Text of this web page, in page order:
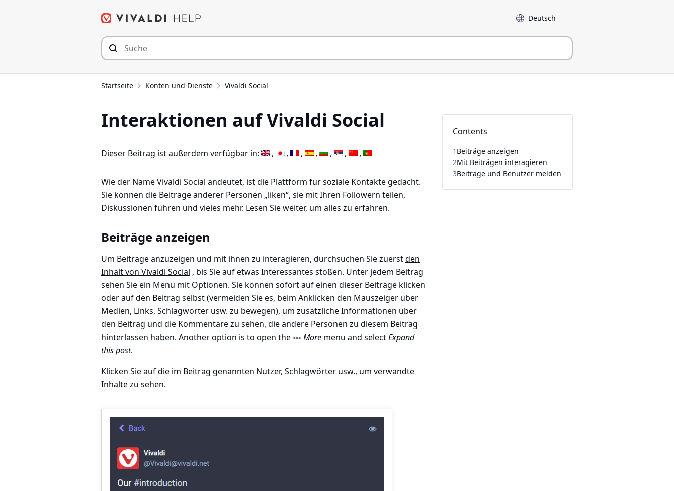
Sprache
Startseite Konten und Dienste Vivaldi Social
Interaktionen auf Vivaldi Social
Dieser Beitrag ist außerdem verfügbar in:
Wie der Name Vivaldi Social andeutet, ist die Plattform für soziale Kontakte gedacht.
Sie können die Beiträge anderer Personen „liken“, sie mit Ihren Followern teilen,
Diskussionen führen und vieles mehr. Lesen Sie weiter, um alles zu erfahren.
Beiträge anzeigen
Um Beiträge anzuzeigen und mit ihnen zu interagieren, durchsuchen Sie zuerstden
Inhalt von Vivaldi Social , bis Sie auf etwas Interessantes stoßen. Unter jedem Beitrag
sehen Sie ein Menü mit Optionen. Sie können sofort auf einen dieser Beiträge klicken
oder auf den Beitrag selbst (vermeiden Sie es, beim Anklicken den Mauszeiger über
Medien, Links, Schlagwörter usw. zu bewegen), um zusätzliche Informationen über
den Beitrag und die Kommentare zu sehen, die andere Personen zu diesem Beitrag
hinterlassen haben. Another option is to open the
More menu and selectExpand
this post.
Klicken Sie auf die im Beitrag genannten Nutzer, Schlagwörter usw., um verwandte
Inhalte zu sehen.
Contents
1 Beiträge anzeigen
2Mit Beiträgen interagieren
3Beiträge und Benutzer melden